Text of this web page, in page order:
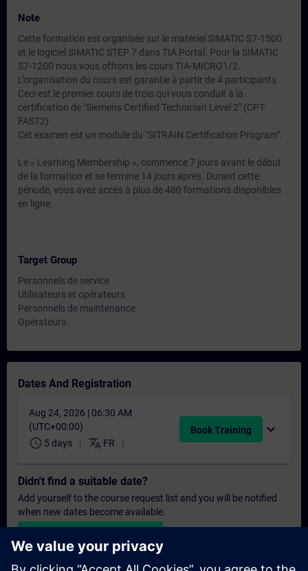
Note
Cette formation est organisée sur le matériel SIMATIC S7-1500
et le logiciel SIMATIC STEP 7 dans TIA Portal. Pour la SIMATIC
S7-1200 nous vous offrons les cours TIA-MICRO1/2.
L’organisation du cours est garantie à partir de 4 participants
Ceci est le premier cours de trois qui vous conduit à la
certification de "Siemens Certified Technician Level 2" (CPT-
FAST2)
Cet examen est un module du "SITRAIN Certification Program".
Le « Learning Membership », commence 7 jours avant le début
de la formation et se termine 14 jours après. Durant cette
période, vous avez accès à plus de 480 formations disponibles
en ligne.
Target Group
Personnels de service
Utilisateurs et opérateurs
Personnels de maintenance
Opérateurs
Dates And Registration
Aug 24, 2026 | 06:30 AM
(UTC+00:00)
schedule 5 days translate FR
Book Training expand_more
Didn't find a suitable date?
Add yourself to the course request list and you will be notified
when new dates become available.